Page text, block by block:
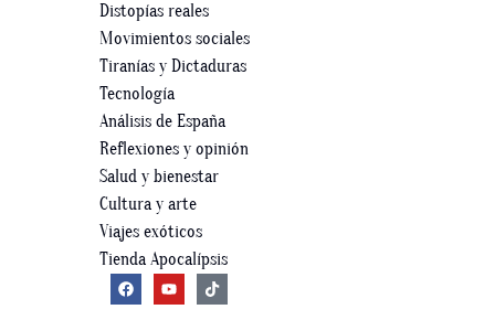
Distopías reales
Movimientos sociales
Tiranías y Dictaduras
Tecnología
Análisis de España
Reflexiones y opinión
Salud y bienestar
Cultura y arte
Viajes exóticos
Tienda Apocalípsis